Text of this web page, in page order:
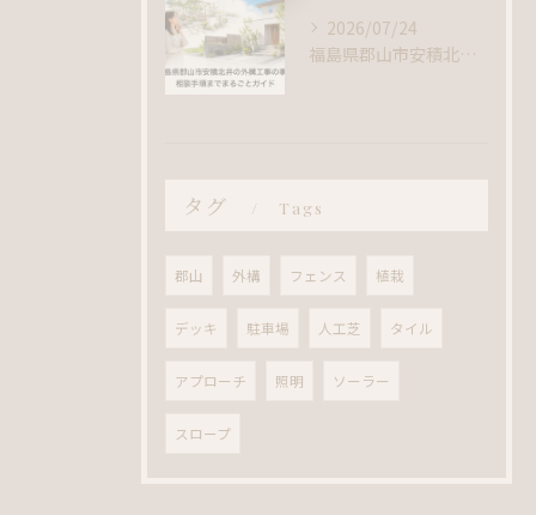
2026/07/24
福島県郡山市安積北井の外構工事の事例｜相談手順までまるごとガイド
タグ Tags
郡山 外構 フェンス 植栽
デッキ 駐車場 人工芝 タイル
アプローチ 照明 ソーラー
スロープ